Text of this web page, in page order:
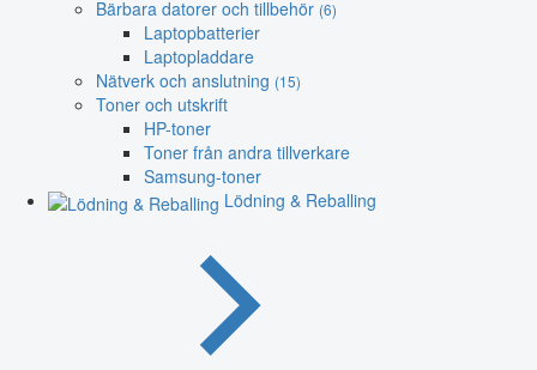
Bärbara datorer och tillbehör (6)
Laptopbatterier
Laptopladdare
Nätverk och anslutning (15)
Toner och utskrift
HP-toner
Toner från andra tillverkare
Samsung-toner
Lödning & Reballing